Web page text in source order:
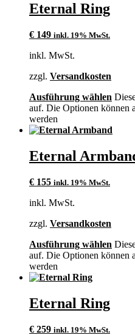
Eternal Ring
€ 149 inkl. 19% MwSt.
inkl. MwSt.
zzgl. Versandkosten
Ausführung wählen
auf. Die Optionen können
werden
Eternal
€ 155 inkl. 19% MwSt.
inkl. MwSt.
zzgl. Versandkosten
Ausführung wählen
auf. Die Optionen können
werden
Eternal Ring
€ 259 inkl. 19% MwSt.